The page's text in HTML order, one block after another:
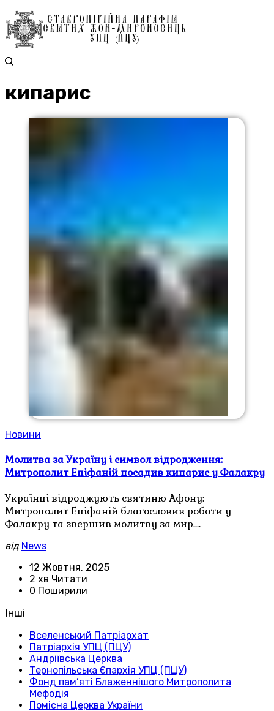
кипарис
Новини
Молитва за Україну і символ відродження:
Митрополит Епіфаній посадив кипарис у Фалакру
Українці відроджують святиню Афону:
Митрополит Епіфаній благословив роботи у
Фалакру та звершив молитву за мир.…
від News
12 Жовтня, 2025
2 хв Читати
0 Поширили
Інші
Вселенський Патріархат
Патріархія УПЦ (ПЦУ)
Андріївська Церква
Тернопільська Єпархія УПЦ (ПЦУ)
Фонд пам’яті Блаженнішого Митрополита
Мефодія
Помісна Церква України